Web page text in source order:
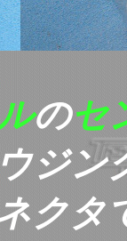
のセ
ジン
クタ